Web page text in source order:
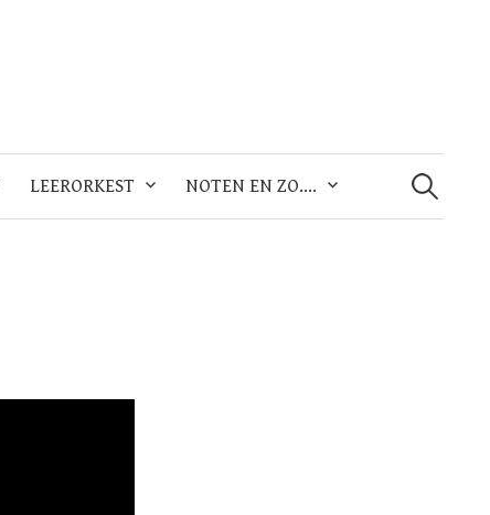
LEERORKEST NOTEN EN ZO….
naar: